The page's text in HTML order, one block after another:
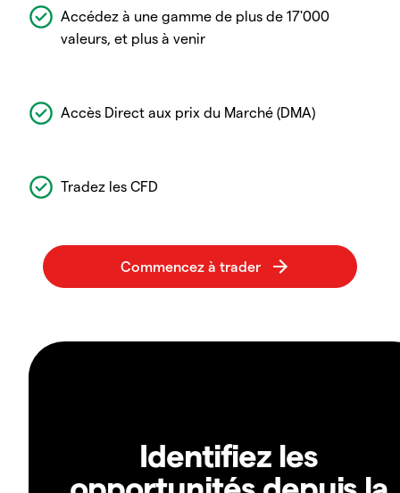
Accédez à une gamme de plus de 17'000
valeurs, et plus à venir
Accès Direct aux prix du Marché (DMA)
Tradez les CFD
Identifiez les